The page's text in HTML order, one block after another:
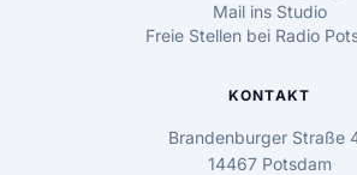
Mail ins Studio
Freie Stellen bei Radio
KONTAKT
Brandenburger Straße
14467 Potsdam